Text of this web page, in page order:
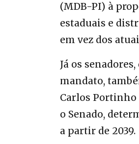
(MDB-PI) à
estaduais e
em vez dos
Já os
mandato,
Carlos Portinho
o Senado,
a partir de 2039.